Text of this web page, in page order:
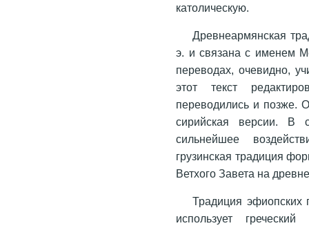
католическую.
Древнеармянская
э. и связана с именем
переводах, очевидно,
этот текст
переводились и позже.
сирийская версии. В
сильнейшее
грузинская традиция
Ветхого Завета на
Традиция эфиопских
использует